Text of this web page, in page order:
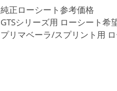
純正ローシート参考価格
GTSシリーズ用 ローシート希
プリマベーラ/スプリント用